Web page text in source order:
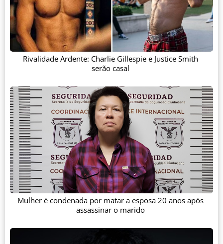
Rivalidade Ardente: Charlie Gillespie e Justice Smith
serão casal
Mulher é condenada por matar a esposa 20 anos após
assassinar o marido